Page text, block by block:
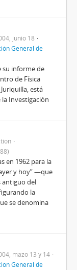
junio 18
General de
su informe de
de Física
está
Investigación
en 1962 para la
y hoy” —que
antiguo del
la
se denomina
mazo 13 y 14
General de